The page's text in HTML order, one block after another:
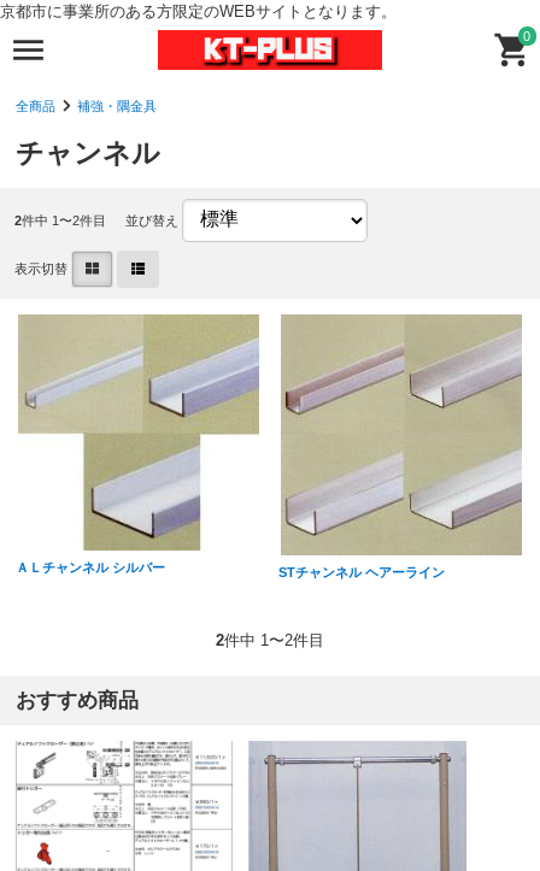
京都市に事業所のある方限定のWEBサイトとなります。
0
全商品 補強・隅金具
チャンネル
2件中 1〜2件目 並び替え
表示切替
ＡＬチャンネル シルバー STチャンネル ヘアーライン
2件中 1〜2件目
おすすめ商品